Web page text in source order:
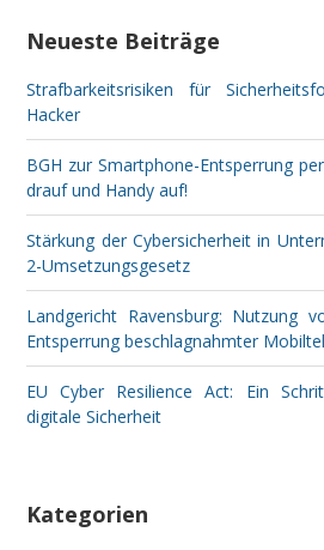
Neueste Beiträge
Strafbarkeitsrisiken für
Hacker
BGH zur Smartphone-Entsperrung
drauf und Handy auf!
Stärkung der Cybersicherheit in
2-Umsetzungsgesetz
Landgericht Ravensburg: Nutzung
Entsperrung beschlagnahmter
EU Cyber Resilience Act: Ein
digitale Sicherheit
Kategorien